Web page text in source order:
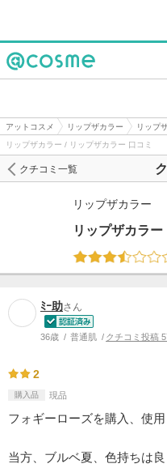
アットコスメ リップザカラー リップ
リップザカラー / リップザカラー 口コミ
クチコミ一覧
リップザカラー
リップザカラー
ﾐｰ助さん
36歳 普通肌 クチコミ投稿
2
購入品 現品
フォギーローズを購入、使用
当方、ブルベ夏、色持ちは